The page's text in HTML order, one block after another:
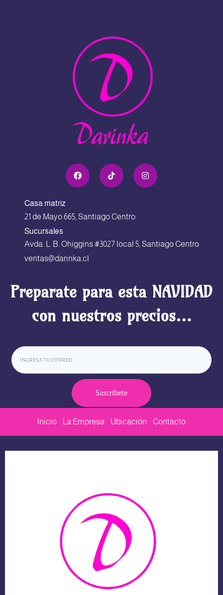
Casa matriz
21 de Mayo 665, Santiago Centro
Sucursales
Avda. L. B. Ohiggins #3027 local 5, Santiago Centro
ventas@darinka.cl
Preparate para esta NAVIDAD
con nuestros precios…
Suscríbete
Inicio La Empresa Ubicación Contacto